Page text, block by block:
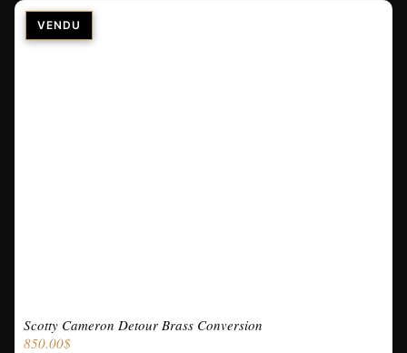
Scotty Cameron Detour Brass Conversion
850.00$